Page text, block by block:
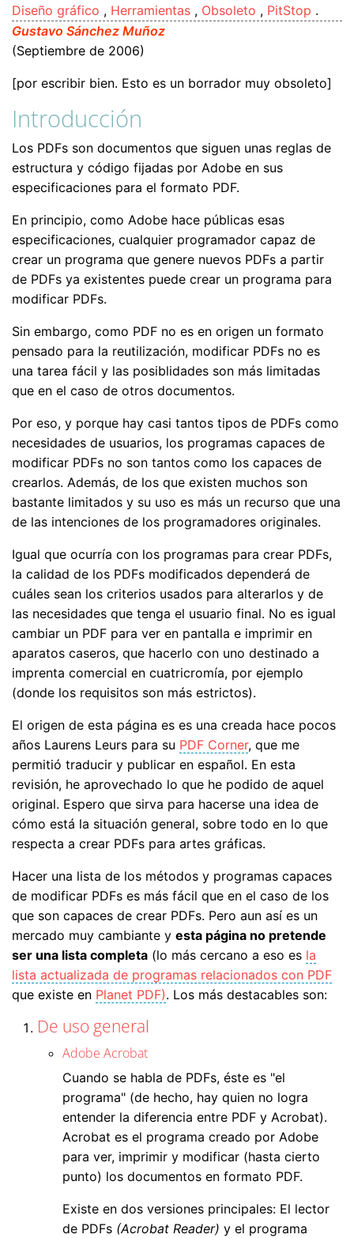
Diseño gráfico , Herramientas , Obsoleto , PitStop .
Gustavo Sánchez Muñoz
(Septiembre de 2006)
[por escribir bien. Esto es un borrador muy obsoleto]
Introducción
Los PDFs son documentos que siguen unas reglas de
estructura y código fijadas por Adobe en sus
especificaciones para el formato PDF.
En principio, como Adobe hace públicas esas
especificaciones, cualquier programador capaz de
crear un programa que genere nuevos PDFs a partir
de PDFs ya existentes puede crear un programa para
modificar PDFs.
Sin embargo, como PDF no es en origen un formato
pensado para la reutilización, modificar PDFs no es
una tarea fácil y las posiblidades son más limitadas
que en el caso de otros documentos.
Por eso, y porque hay casi tantos tipos de PDFs como
necesidades de usuarios, los programas capaces de
modificar PDFs no son tantos como los capaces de
crearlos. Además, de los que existen muchos son
bastante limitados y su uso es más un recurso que una
de las intenciones de los programadores originales.
Igual que ocurría con los programas para crear PDFs,
la calidad de los PDFs modificados dependerá de
cuáles sean los criterios usados para alterarlos y de
las necesidades que tenga el usuario final. No es igual
cambiar un PDF para ver en pantalla e imprimir en
aparatos caseros, que hacerlo con uno destinado a
imprenta comercial en cuatricromía, por ejemplo
(donde los requisitos son más estrictos).
El origen de esta página es es una creada hace pocos
años Laurens Leurs para su PDF Corner, que me
permitió traducir y publicar en español. En esta
revisión, he aprovechado lo que he podido de aquel
original. Espero que sirva para hacerse una idea de
cómo está la situación general, sobre todo en lo que
respecta a crear PDFs para artes gráficas.
Hacer una lista de los métodos y programas capaces
de modificar PDFs es más fácil que en el caso de los
que son capaces de crear PDFs. Pero aun así es un
mercado muy cambiante y esta página no pretende
ser una lista completa (lo más cercano a eso es la
lista actualizada de programas relacionados con PDF
que existe en Planet PDF). Los más destacables son:
De uso general
Adobe Acrobat
Cuando se habla de PDFs, éste es "el
programa" (de hecho, hay quien no logra
entender la diferencia entre PDF y Acrobat).
Acrobat es el programa creado por Adobe
para ver, imprimir y modificar (hasta cierto
punto) los documentos en formato PDF.
Existe en dos versiones principales: El lector
de PDFs (Acrobat Reader) y el programa